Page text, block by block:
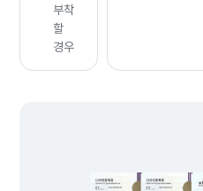
부착
할
경우